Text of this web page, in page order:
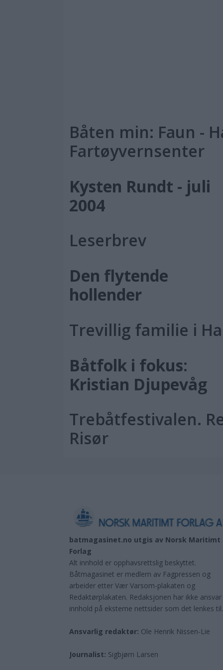
Båten min: Faun -
Fartøyvernsenter
Kysten Rundt - juli
2004
Leserbrev
Den flytende
hollender
Trevillig familie i
Båtfolk i fokus:
Kristian Djupevåg
Trebåtfestivalen.
Risør
batmagasinet.no utgis av Norsk Maritimt
Forlag
Alt innhold er opphavsrettslig beskyttet.
Båtmagasinet er medlem av Fagpressen og
arbeider etter Vær Varsom-plakaten og
Redaktørplakaten. Redaksjonen har ikke
innhold på eksterne nettsider som det lenkes til.
Ansvarlig redaktør: Ole Henrik Nissen-Lie
Journalist: Sigbjørn Larsen